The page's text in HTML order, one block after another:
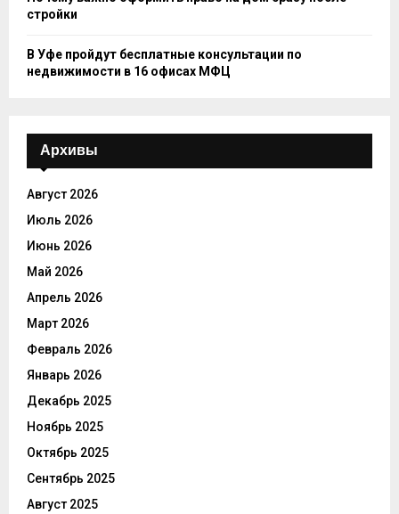
стройки
В Уфе пройдут бесплатные консультации по
недвижимости в 16 офисах МФЦ
Архивы
Август 2026
Июль 2026
Июнь 2026
Май 2026
Апрель 2026
Март 2026
Февраль 2026
Январь 2026
Декабрь 2025
Ноябрь 2025
Октябрь 2025
Сентябрь 2025
Август 2025